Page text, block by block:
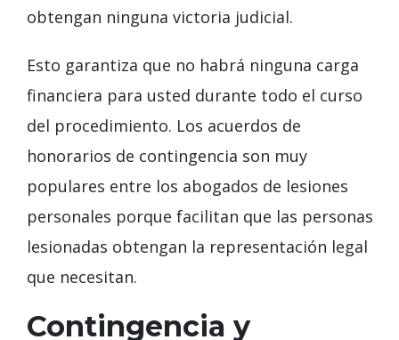
obtengan ninguna victoria judicial.
Esto garantiza que no habrá ninguna carga
financiera para usted durante todo el curso
del procedimiento. Los acuerdos de
honorarios de contingencia son muy
populares entre los abogados de lesiones
personales porque facilitan que las personas
lesionadas obtengan la representación legal
que necesitan.
Contingencia y